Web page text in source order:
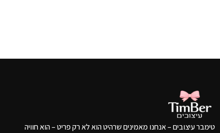
טימבר עיצובים – אנחנו מאמינים שרהיט הוא לא רק פריט – הוא חוויה